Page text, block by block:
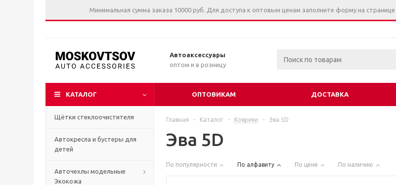
Минимальная сумма заказа 10000 руб. Для доступа к оптовым ценам заполните форму на странице
Автоаксессуары
оптом и в розницу
КАТАЛОГ ОПТОВИКАМ ДОСТАВКА
Щётки стеклоочистителя
Автокресла и бустеры для
детей
Авточехлы модельные
Экокожа
Главная - Каталог - Коврики - Эва 5D
Эва 5D
По популярности По алфавиту По цене По наличию